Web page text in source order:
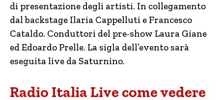
di presentazione degli artisti. In collegamento
dal backstage Ilaria Cappelluti e Francesco
Cataldo. Conduttori del pre-show Laura Giane
ed Edoardo Prelle. La sigla dell’evento sarà
eseguita live da Saturnino.
Radio Italia Live come vedere